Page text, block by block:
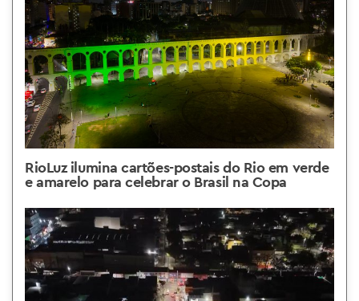
RioLuz ilumina cartões-postais do Rio em verde
e amarelo para celebrar o Brasil na Copa